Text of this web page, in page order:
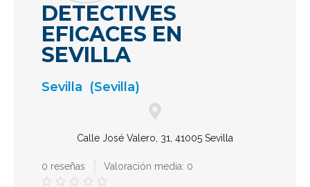
DETECTIVES
EFICACES EN
SEVILLA
Sevilla (Sevilla)
Calle José Valero, 31, 41005 Sevilla
0 reseñas Valoración media: 0
    